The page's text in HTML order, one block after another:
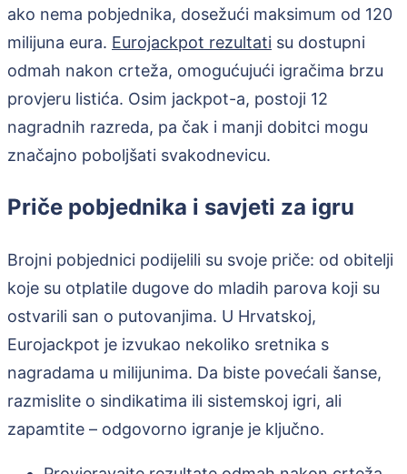
ako nema pobjednika, dosežući maksimum od 120
milijuna eura. Eurojackpot rezultati su dostupni
odmah nakon crteža, omogućujući igračima brzu
provjeru listića. Osim jackpot-a, postoji 12
nagradnih razreda, pa čak i manji dobitci mogu
značajno poboljšati svakodnevicu.
Priče pobjednika i savjeti za igru
Brojni pobjednici podijelili su svoje priče: od obitelji
koje su otplatile dugove do mladih parova koji su
ostvarili san o putovanjima. U Hrvatskoj,
Eurojackpot je izvukao nekoliko sretnika s
nagradama u milijunima. Da biste povećali šanse,
razmislite o sindikatima ili sistemskoj igri, ali
zapamtite – odgovorno igranje je ključno.